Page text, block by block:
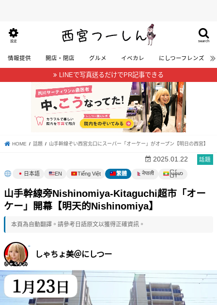
search
設定
情報提供 開店・閉店 グルメ イベカレ にしつーフレンズ
LINEで写真送るだけでPR記事できる
HOME 話題 山手幹線ぞい西宮北口にスーパー「オーケー」がオープン【明日の西宮】
話題
2025.01.22
日本語 EN Tiếng Việt 繁體 नेपाली မြန်မာ
山手幹線旁Nishinomiya-Kitaguchi超市「オー
ケー」開幕【明天的Nishinomiya】
本頁為自動翻譯。請參考日語原文以獲得正確資訊。
しゃちょ美＠にしつー